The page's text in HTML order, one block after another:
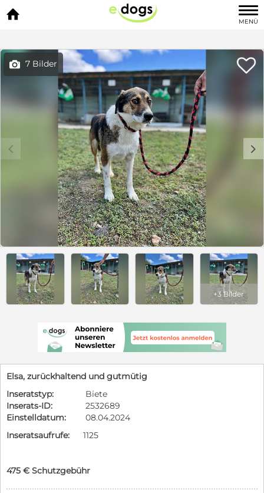

MENÜ
 7 Bilder 
c d
+3 Bilder
Elsa, zurückhaltend und gutmütig
Inseratstyp:
Biete
Inserats-ID:
2532689
Einstelldatum:
08.04.2024
Inseratsaufrufe:
1125
475 € Schutzgebühr